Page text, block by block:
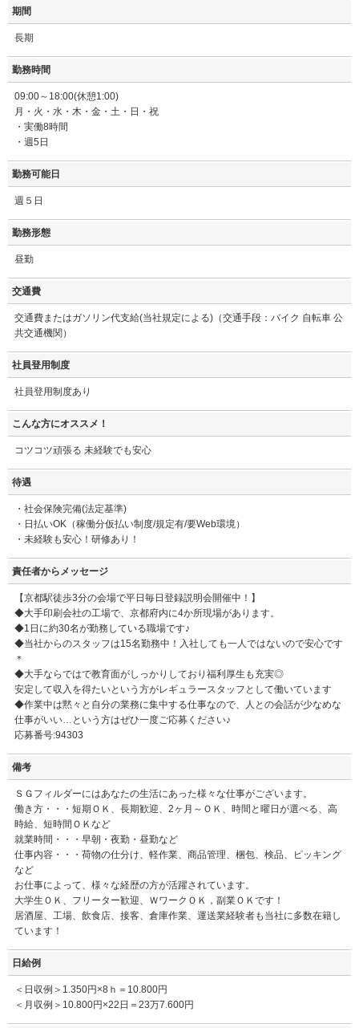
期間
長期
勤務時間
09:00～18:00(休憩1:00)
月・火・水・木・金・土・日・祝
・実働8時間
・週5日
勤務可能日
週５日
勤務形態
昼勤
交通費
交通費またはガソリン代支給(当社規定による)（交通手段：バイク 自転車 公
共交通機関）
社員登用制度
社員登用制度あり
こんな方にオススメ！
コツコツ頑張る 未経験でも安心
待遇
・社会保険完備(法定基準)
・日払いOK（稼働分仮払い制度/規定有/要Web環境）
・未経験も安心！研修あり！
責任者からメッセージ
【京都駅徒歩3分の会場で平日毎日登録説明会開催中！】
◆大手印刷会社の工場で、京都府内に4か所現場があります。
◆1日に約30名が勤務している職場です♪
◆当社からのスタッフは15名勤務中！入社しても一人ではないので安心です
＊
◆大手ならではで教育面がしっかりしており福利厚生も充実◎
安定して収入を得たいという方がレギュラースタッフとして働いています
◆作業中は黙々と自分の業務に集中する仕事なので、人との会話が少なめな
仕事がいい…という方はぜひ一度ご応募ください♪
応募番号:94303
備考
ＳＧフィルダーにはあなたの生活にあった様々な仕事がございます。
働き方・・・短期ＯＫ、長期歓迎、2ヶ月～ＯＫ、時間と曜日が選べる、高
時給、短時間ＯＫなど
就業時間・・・早朝・夜勤・昼勤など
仕事内容・・・荷物の仕分け、軽作業、商品管理、梱包、検品、ピッキング
など
お仕事によって、様々な経歴の方が活躍されています。
大学生ＯＫ、フリーター歓迎、ＷワークＯＫ，副業ＯＫです！
居酒屋、工場、飲食店、接客、倉庫作業、運送業経験者も当社に多数在籍し
ています！
日給例
＜日収例＞1.350円×8ｈ＝10.800円
＜月収例＞10.800円×22日＝23万7.600円